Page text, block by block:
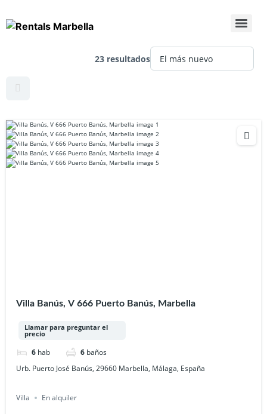
23 resultados
Villa Banús, V 666 Puerto Banús, Marbella
Llamar para preguntar el
precio
6 hab 6 baños
Urb. Puerto José Banús, 29660 Marbella, Málaga, España
Villa En alquiler